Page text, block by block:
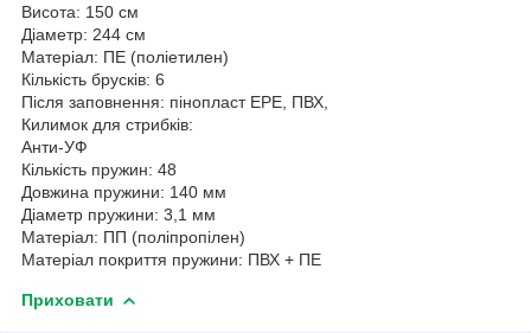
Висота: 150 см
Діаметр: 244 см
Матеріал: ПЕ (поліетилен)
Кількість брусків: 6
Після заповнення: пінопласт EPE, ПВХ,
Килимок для стрибків:
Анти-УФ
Кількість пружин: 48
Довжина пружини: 140 мм
Діаметр пружини: 3,1 мм
Матеріал: ПП (поліпропілен)
Матеріал покриття пружини: ПВХ + ПЕ
Приховати